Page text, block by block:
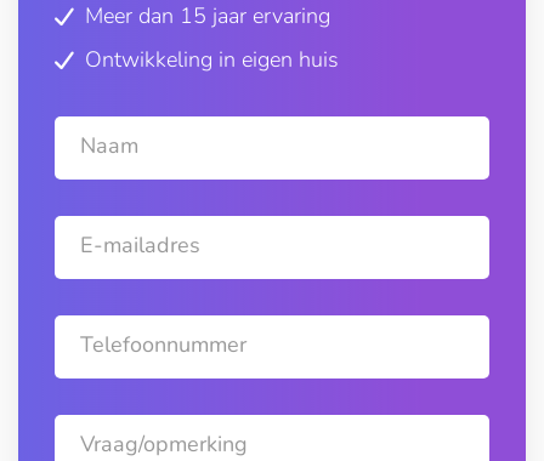
Meer dan 15 jaar ervaring
Ontwikkeling in eigen huis
Naam
E-mailadres
Telefoonnummer
Vraag/opmerking